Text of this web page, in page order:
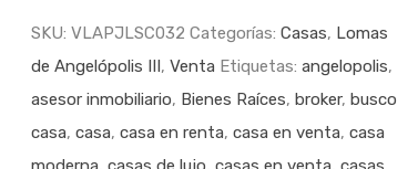
SKU: VLAPJLSC032 Categorías: Casas, Lomas
de Angelópolis III, Venta Etiquetas: angelopolis,
asesor inmobiliario, Bienes Raíces, broker, busco
casa, casa, casa en renta, casa en venta, casa